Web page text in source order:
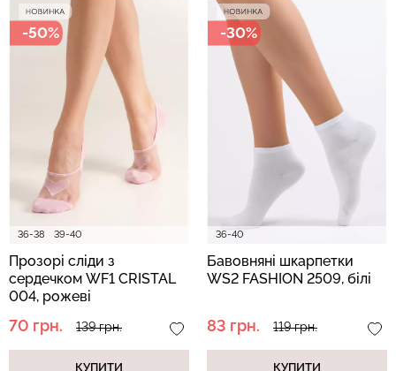
36-38 39-40
-50%
Прозорі сліди з
сердечком WF1 CRISTAL
004, рожеві
70 грн. 139 грн.
КУПИТИ
36-40
-30%
Бавовняні шкарпетки
WS2 FASHION 2509, білі
83 грн. 119 грн.
КУПИТИ